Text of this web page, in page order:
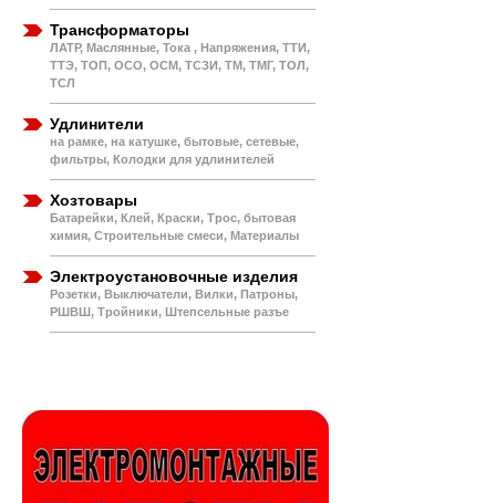
Трансформаторы
ЛАТР, Маслянные, Тока , Напряжения, ТТИ,
ТТЭ, ТОП, ОСО, ОСМ, ТСЗИ, ТМ, ТМГ, ТОЛ,
ТСЛ
Удлинители
на рамке, на катушке, бытовые, сетевые,
фильтры, Колодки для удлинителей
Хозтовары
Батарейки, Клей, Краски, Трос, бытовая
химия, Строительные смеси, Материалы
Электроустановочные изделия
Розетки, Выключатели, Вилки, Патроны,
РШВШ, Тройники, Штепсельные разъе